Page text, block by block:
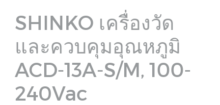
SHINKO เครื่องวัด
และควบคุมอุณหภูมิ
ACD-13A-S/M, 100-
240Vac